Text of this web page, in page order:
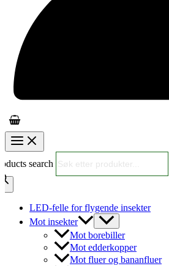
search
LED-felle for flygende insekter
Mot insekter
Mot borebiller
Mot edderkopper
Mot fluer og bananfluer